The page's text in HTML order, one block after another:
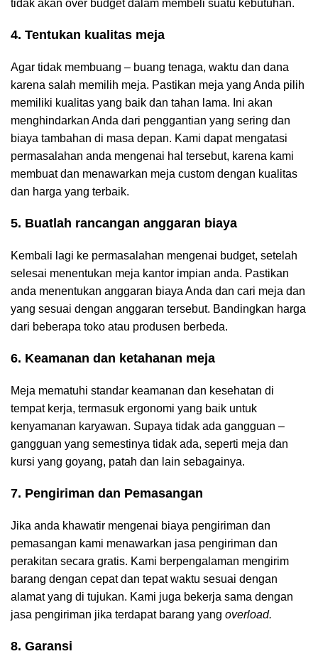
tidak akan over budget dalam membeli suatu kebutuhan.
4. Tentukan kualitas meja
Agar tidak membuang – buang tenaga, waktu dan dana
karena salah memilih meja. Pastikan meja yang Anda pilih
memiliki kualitas yang baik dan tahan lama. Ini akan
menghindarkan Anda dari penggantian yang sering dan
biaya tambahan di masa depan. Kami dapat mengatasi
permasalahan anda mengenai hal tersebut, karena kami
membuat dan menawarkan meja custom dengan kualitas
dan harga yang terbaik.
5. Buatlah rancangan anggaran biaya
Kembali lagi ke permasalahan mengenai budget, setelah
selesai menentukan meja kantor impian anda. Pastikan
anda menentukan anggaran biaya Anda dan cari meja dan
yang sesuai dengan anggaran tersebut. Bandingkan harga
dari beberapa toko atau produsen berbeda.
6. Keamanan dan ketahanan meja
Meja mematuhi standar keamanan dan kesehatan di
tempat kerja, termasuk ergonomi yang baik untuk
kenyamanan karyawan. Supaya tidak ada gangguan –
gangguan yang semestinya tidak ada, seperti meja dan
kursi yang goyang, patah dan lain sebagainya.
7. Pengiriman dan Pemasangan
Jika anda khawatir mengenai biaya pengiriman dan
pemasangan kami menawarkan jasa pengiriman dan
perakitan secara gratis. Kami berpengalaman mengirim
barang dengan cepat dan tepat waktu sesuai dengan
alamat yang di tujukan. Kami juga bekerja sama dengan
jasa pengiriman jika terdapat barang yang overload.
8. Garansi